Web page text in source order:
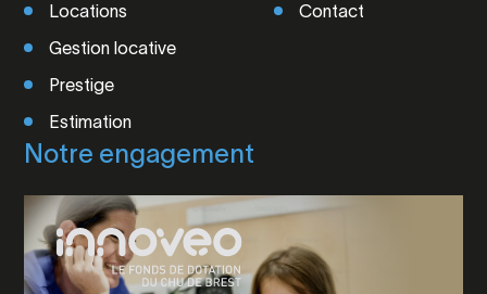
Locations
Gestion locative
Prestige
Estimation
Contact
Notre engagement